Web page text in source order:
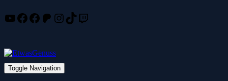
Skip
YouTube
Facebook
Facebook
Patreon
Instagram
TikTok
Twitch
Toggle Navigation